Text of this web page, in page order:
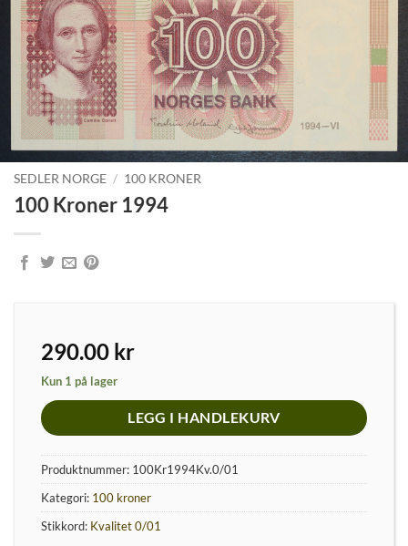
SEDLER NORGE / 100 KRONER
100 Kroner 1994
290.00 kr
Kun 1 på lager
LEGG I HANDLEKURV
Produktnummer: 100Kr1994Kv.0/01
Kategori: 100 kroner
Stikkord: Kvalitet 0/01